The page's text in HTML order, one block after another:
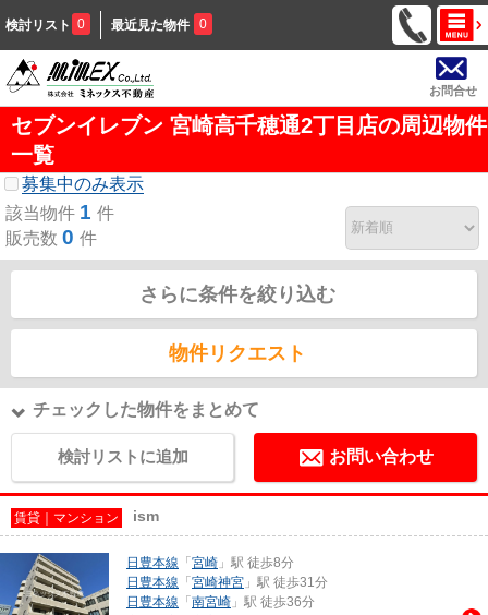
検討リスト 0 最近見た物件 0
お問合せ
セブンイレブン 宮崎高千穂通2丁目店の周辺物件
一覧
募集中のみ表示
該当物件 1 件
販売数 0 件
さらに条件を絞り込む
物件リクエスト
チェックした物件をまとめて
検討リストに追加 お問い合わせ
賃貸｜マンション ism
日豊本線 「 宮崎 」駅 徒歩8分
日豊本線 「 宮崎神宮 」駅 徒歩31分
日豊本線 「 南宮崎 」駅 徒歩36分